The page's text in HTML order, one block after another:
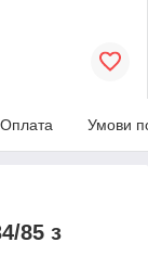
Оплата Умови
85 з